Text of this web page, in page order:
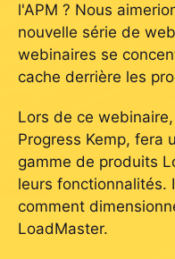
l'APM ? Nous
nouvelle série de
webinaires se
cache derrière les
Lors de ce
Progress Kemp, fera
gamme de produits
leurs fonctionnalités.
comment
LoadMaster.